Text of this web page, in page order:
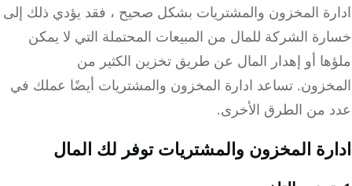
المخزون والمشتريات بشكل صحيح ، فقد يؤدي ذلك إلى
الشركة للمال من المبيعات المحتملة التي لا يمكن
أو إهدار المال عن طريق تخزين الكثير من
تساعد ادارة المخزون والمشتريات أيضًا عملك في
من الطرق الأخرى.
المخزون والمشتريات توفر لك المال